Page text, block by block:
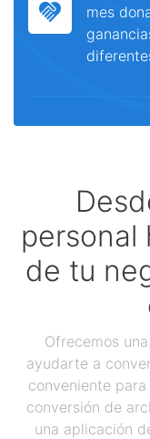
mes
personal
de tu
Ofrecemos
ayudarte a
conveniente
conversión de
una aplicación